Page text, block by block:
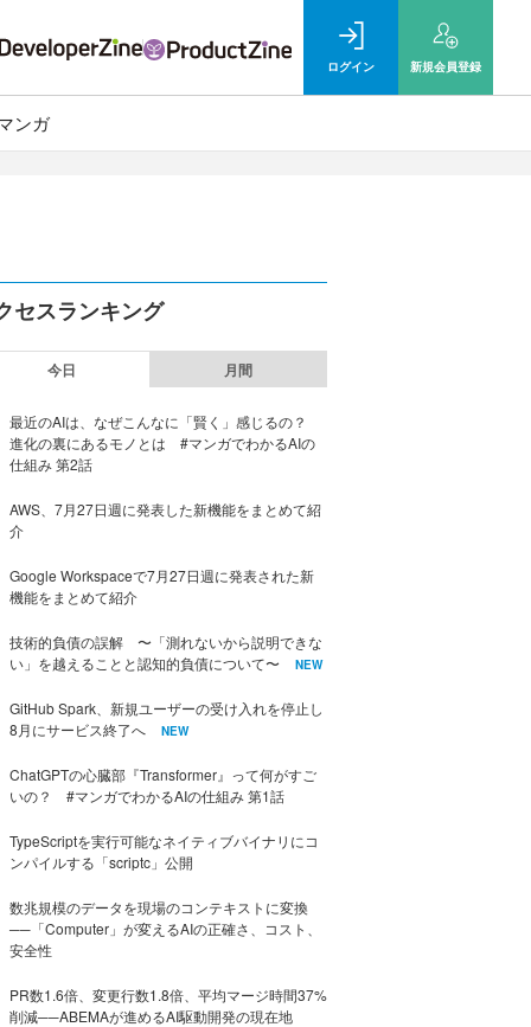
ログイン 新規会員登録
ンガ
セスランキング
今日 月間
最近のAIは、なぜこんなに「賢く」感じるの？
進化の裏にあるモノとは #マンガでわかるAIの
仕組み 第2話
AWS、7月27日週に発表した新機能をまとめて紹
介
Google Workspaceで7月27日週に発表された新
機能をまとめて紹介
技術的負債の誤解 〜「測れないから説明できな
い」を越えることと認知的負債について〜
NEW
GitHub Spark、新規ユーザーの受け入れを停止し
8月にサービス終了へ
NEW
ChatGPTの心臓部『Transformer』って何がすご
いの？ #マンガでわかるAIの仕組み 第1話
TypeScriptを実行可能なネイティブバイナリにコ
ンパイルする「scriptc」公開
数兆規模のデータを現場のコンテキストに変換
──「Computer」が変えるAIの正確さ、コスト、
安全性
PR数1.6倍、変更行数1.8倍、平均マージ時間37%
削減──ABEMAが進めるAI駆動開発の現在地